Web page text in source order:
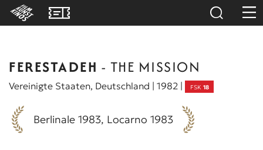
FERESTADEH - THE MISSION
Vereinigte Staaten, Deutschland | 1982 | FSK 18
Berlinale 1983, Locarno 1983